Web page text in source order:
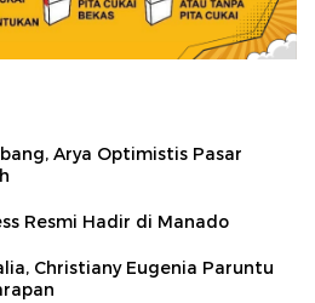
Arya Optimistis Pasar
Resmi Hadir di Manado
Christiany Eugenia Paruntu